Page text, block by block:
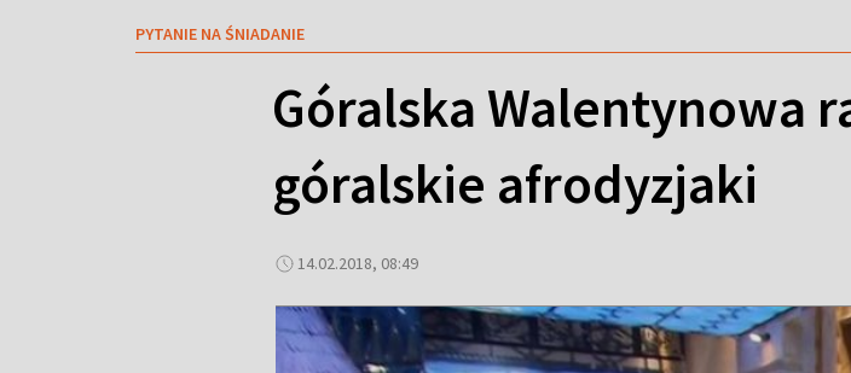
PYTANIE NA ŚNIADANIE
Góralska Walentynowa
góralskie afrodyzjaki
14.02.2018, 08:49